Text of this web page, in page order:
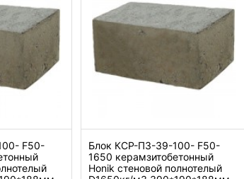
F50-
Блок КСР-ПЗ-39-100- F50-
1650 керамзитобетонный
Honik стеновой полнотелый